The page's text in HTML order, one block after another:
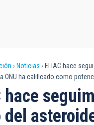
Noticias
El IAC hace
ONU ha calificado como
hace